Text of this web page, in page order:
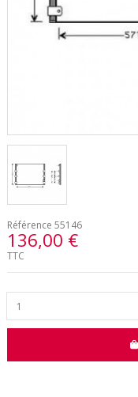
Référence 55146
136,00 €
TTC